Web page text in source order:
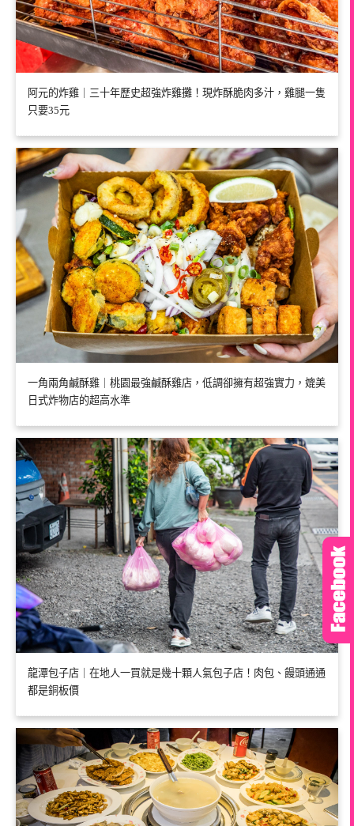
阿元的炸雞｜三十年歷史超強炸雞攤！現炸酥脆肉多汁，雞腿一隻
只要35元
一角兩角鹹酥雞｜桃園最強鹹酥雞店，低調卻擁有超強實力，媲美
日式炸物店的超高水準
龍潭包子店｜在地人一買就是幾十顆人氣包子店！肉包、饅頭通通
都是銅板價